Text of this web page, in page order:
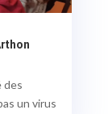
des
un virus